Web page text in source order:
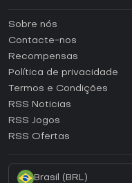
Como ativar uma CD Key
Como ativar uma CD Key
Como ativar uma CD Key
Como ativar uma CD Key
Como ativar uma CD Key
Sobre nós
Contacte-nos
Recompensas
Política de privacidade
Termos e Condições
RSS Noticias
RSS Jogos
RSS Ofertas
Brasil (BRL)